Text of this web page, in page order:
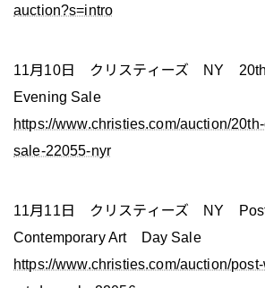
auction?s=intro
11月10日 クリスティーズ NY
Evening Sale
https://www.christies.com/auction/
sale-22055-nyr
11月11日 クリスティーズ NY
Contemporary Art Day Sale
https://www.christies.com/auction/